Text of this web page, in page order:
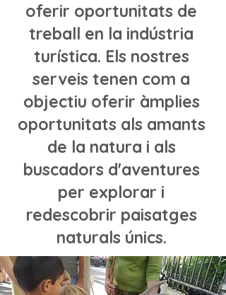
oferir oportunitats de
treball en la indústria
turística. Els nostres
serveis tenen com a
objectiu oferir àmplies
oportunitats als amants
de la natura i als
buscadors d'aventures
per explorar i
redescobrir paisatges
naturals únics.